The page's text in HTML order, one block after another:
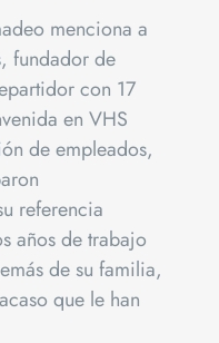
menciona a
fundador de
con 17
en VHS
de empleados,
referencia
años de trabajo
de su familia,
que le han